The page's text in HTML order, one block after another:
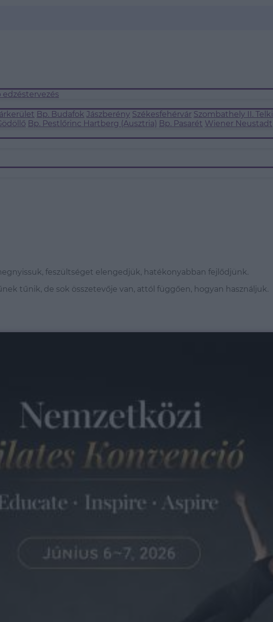
edzéstervezés
Bp. Budafok Jászberény Székesfehérvár Szombathely II. Telki
Bp. Pestlőrinc Hartberg (Ausztria) Bp. Pasarét Wiener Neustadt
feszültséget elengedjük, hatékonyabban fejlődjünk.
tűnik, de sok összetevője van, attól függően, hogyan használjuk.